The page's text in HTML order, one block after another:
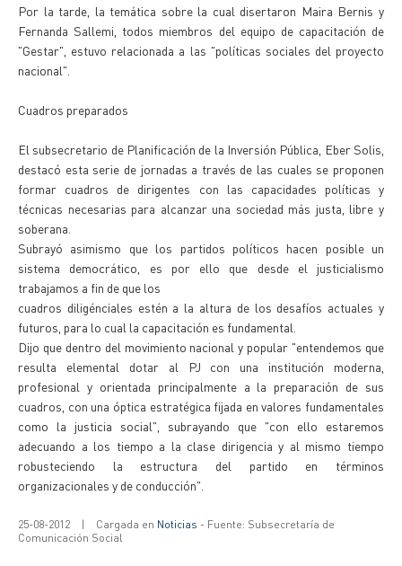
Por la tarde, la temática sobre la cual disertaron Maira Bernis y
Fernanda Sallemi, todos miembros del equipo de capacitación de
"Gestar", estuvo relacionada a las "políticas sociales del proyecto
nacional".
Cuadros preparados
El subsecretario de Planificación de la Inversión Pública, Eber Solis,
destacó esta serie de jornadas a través de las cuales se proponen
formar cuadros de dirigentes con las capacidades políticas y
técnicas necesarias para alcanzar una sociedad más justa, libre y
soberana.
Subrayó asimismo que los partidos políticos hacen posible un
sistema democrático, es por ello que desde el justicialismo
trabajamos a fin de que los
cuadros diligénciales estén a la altura de los desafíos actuales y
futuros, para lo cual la capacitación es fundamental.
Dijo que dentro del movimiento nacional y popular "entendemos que
resulta elemental dotar al PJ con una institución moderna,
profesional y orientada principalmente a la preparación de sus
cuadros, con una óptica estratégica fijada en valores fundamentales
como la justicia social", subrayando que "con ello estaremos
adecuando a los tiempo a la clase dirigencia y al mismo tiempo
robusteciendo la estructura del partido en términos
organizacionales y de conducción".
25-08-2012 | Cargada en Noticias - Fuente: Subsecretaría de
Comunicación Social